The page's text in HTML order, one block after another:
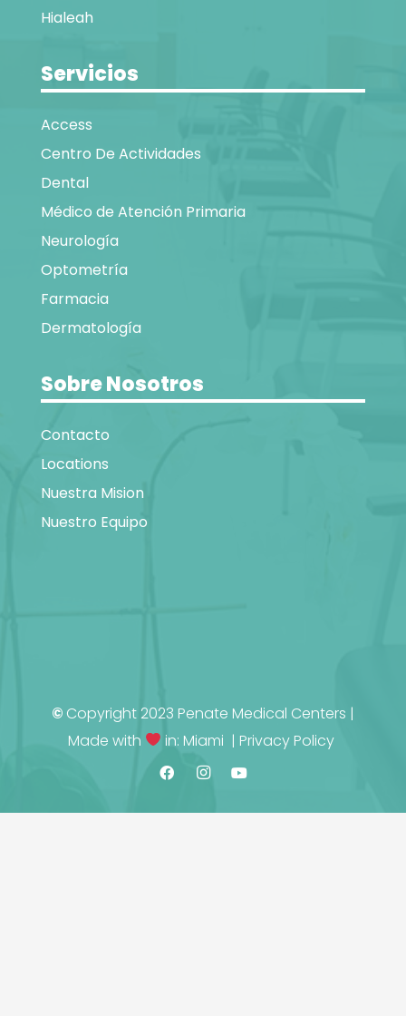
Hialeah
Servicios
Access
Centro De Actividades
Dental
Médico de Atención Primaria
Neurología
Optometría
Farmacia
Dermatología
Sobre Nosotros
Contacto
Locations
Nuestra Mision
Nuestro Equipo
© Copyright 2023 Penate Medical Centers |
Made with
in: Miami |Privacy Policy